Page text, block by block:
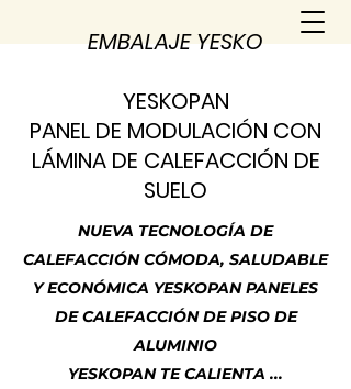
EMBALAJE YESKO
YESKOPAN
PANEL DE MODULACIÓN CON
LÁMINA DE CALEFACCIÓN DE
SUELO
NUEVA TECNOLOGÍA DE
CALEFACCIÓN CÓMODA, SALUDABLE
Y ECONÓMICA YESKOPAN PANELES
DE CALEFACCIÓN DE PISO DE
ALUMINIO
YESKOPAN TE CALIENTA ...